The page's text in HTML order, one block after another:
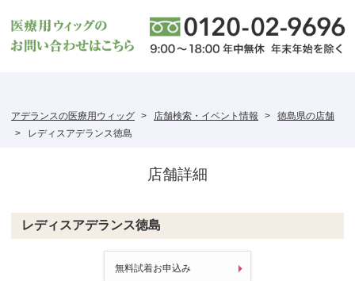
アデランスの医療用ウィッグ 店舗検索・イベント情報
徳島県の店舗
レディスアデランス徳島
店舗詳細
レディスアデランス徳島
無料試着お申込み